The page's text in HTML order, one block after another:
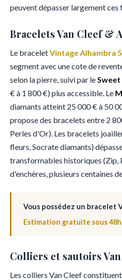
peuvent dépasser largement
Bracelets Van Cleef &
Le braceletVintage Alhambra
segment avec une cote de
selon la pierre, suivi par le
€ à 1 800 €) plus accessible. Le
diamants atteint 25 000 € à 50
propose des bracelets entre 2
Perles d'Or). Les bracelets
fleurs, Socrate diamants)
transformables historiques (Zip,
d'enchères, plusieurs centaines
Vous possédez un bracelet
Estimation gratuite sous
Colliers et sautoirs
Les colliers Van Cleef